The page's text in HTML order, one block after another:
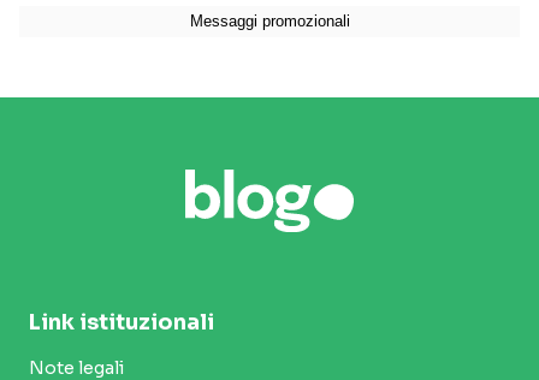
Link istituzionali
Note legali